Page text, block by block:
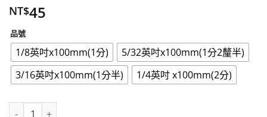
NT$45
品號
1/8英吋x100mm(1分)
5/32英吋x100mm(1分2釐半)
3/16英吋x100mm(1分半)
1/4英吋 x100mm(2分)
六角軸水泥鑽尾 鑽孔 鑽頭 鑽尾 鉻釩鋼 六角柄 多種尺寸 數量